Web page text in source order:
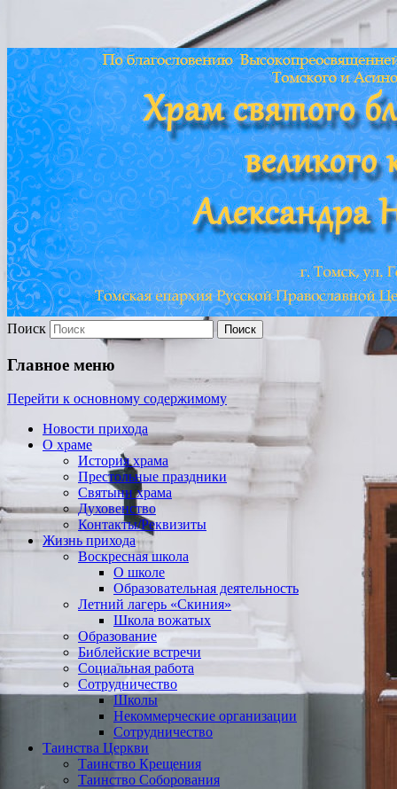
Храм св. Александра
Невского г. Томска
Поиск
Главное меню
Перейти к основному содержимому
Новости прихода
О храме
История храма
Престольные праздники
Святыни храма
Духовенство
Контакты/Реквизиты
Жизнь прихода
Воскресная школа
О школе
Образовательная деятельность
Летний лагерь «Скиния»
Школа вожатых
Образование
Библейские встречи
Социальная работа
Сотрудничество
Школы
Некоммерческие организации
Сотрудничество
Таинства Церкви
Таинство Крещения
Таинство Соборования